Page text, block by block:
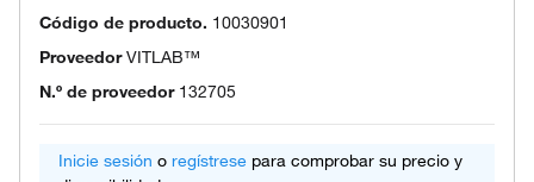
Código de producto. 10030901
ProveedorVITLAB™
N.º de proveedor 132705
Inicie sesión o regístrese para comprobar su precio y